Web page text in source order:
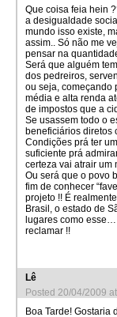
Que coisa feia hein
a desigualdade
mundo isso existe,
assim.. Só não me
pensar na
Será que alguém
dos pedreiros,
ou seja, começando
média e alta renda
de impostos que a
Se usassem todo o
beneficiários diretos
Condições prá ter
suficiente prá
certeza vai atrair
Ou será que o povo
fim de conhecer
projeto !! É
Brasil, o estado de
lugares como
reclamar !!
Lê
Posted 20/04/2009
Boa Tarde! Gostaria